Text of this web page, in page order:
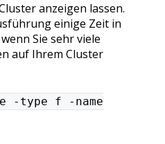
anzeigen lassen.
einige Zeit in
Sie sehr viele
auf Ihrem Cluster
-type f -name